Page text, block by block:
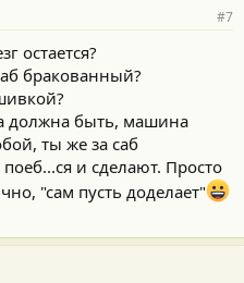
#7
остается?
бракованный?
должна быть, машина
ты же за саб
и сделают. Просто
"сам пусть доделает"